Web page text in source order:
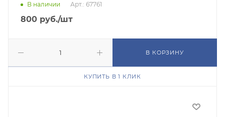
В наличии Арт.: 67761
800 руб./шт
В КОРЗИНУ
КУПИТЬ В 1 КЛИК